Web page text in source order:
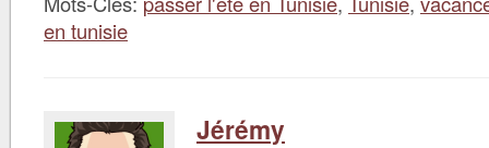
en tunisie
Jérémy